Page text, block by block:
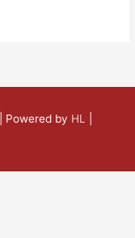
| Powered by HL